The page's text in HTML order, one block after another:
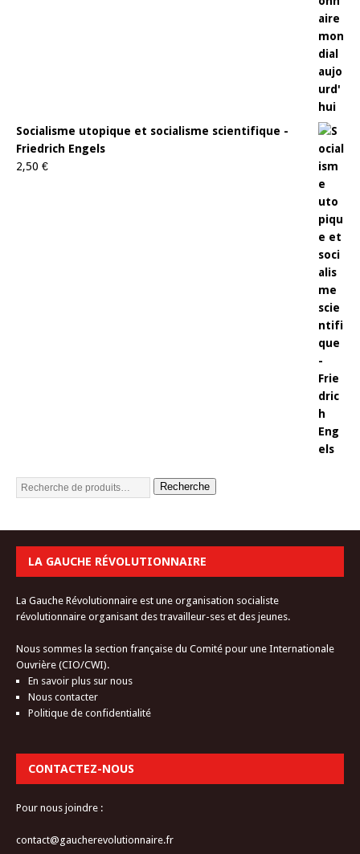
Socialisme utopique et socialisme scientifique -
Friedrich Engels
2,50 €
Recherche
LA GAUCHE RÉVOLUTIONNAIRE
La Gauche Révolutionnaire est une organisation socialiste
révolutionnaire organisant des travailleur-ses et des jeunes.
Nous sommes la section française du Comité pour une Internationale
Ouvrière (CIO/CWI).
En savoir plus sur nous
Nous contacter
Politique de confidentialité
CONTACTEZ-NOUS
Pour nous joindre :
contact@gaucherevolutionnaire.fr